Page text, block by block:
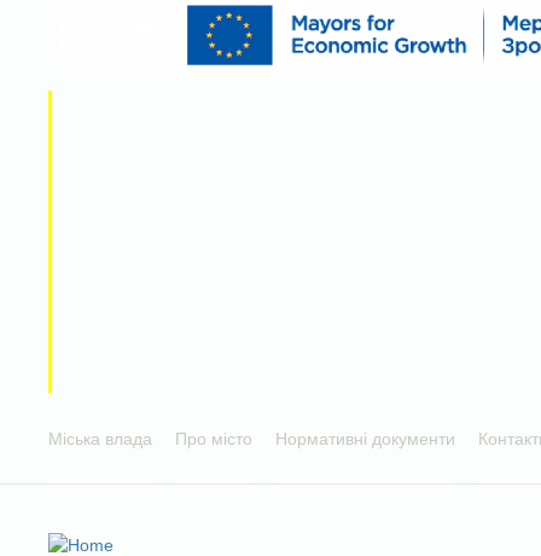
Міська влада Про місто Нормативні документи